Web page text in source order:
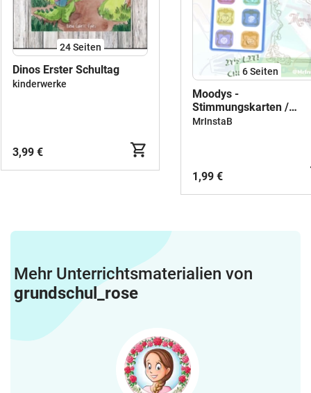
24Seiten
Dinos Erster Schultag
kinderwerke
3,99 €
6Seiten
Moodys -
Stimmungskarten /
Gesprächskarten /
MrInstaB
1,99 €
Mehr Unterrichtsmaterialien von
grundschul_rose